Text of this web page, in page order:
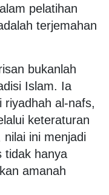
pelatihan
terjemahan
bukanlah
Islam. Ia
riyadhah al-nafs,
keteraturan
ini menjadi
tidak hanya
amanah